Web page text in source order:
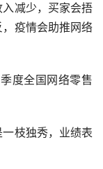
减少，买家会捂
疫情会助推网络
度全国网络零售
枝独秀，业绩表